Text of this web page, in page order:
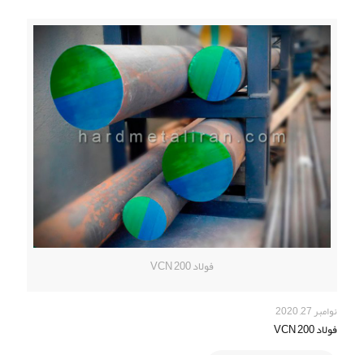
فولاد VCN 200
نوامبر 27, 2020
فولاد VCN 200